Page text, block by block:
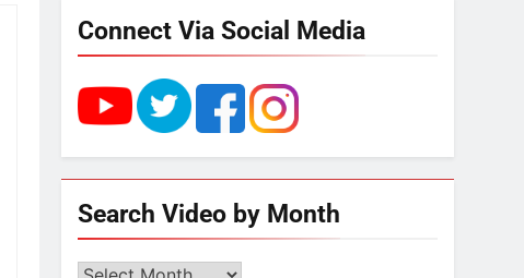
उत्तर प्रदेश में गांवों में बढ़ेंगी
सुविधाएं: 67% बढ़ा पंचायतों का
बजट
गाजा युद्धविराम को लेकर बड़ी खबरें
Connect Via Social Media
Search Video by Month
Search